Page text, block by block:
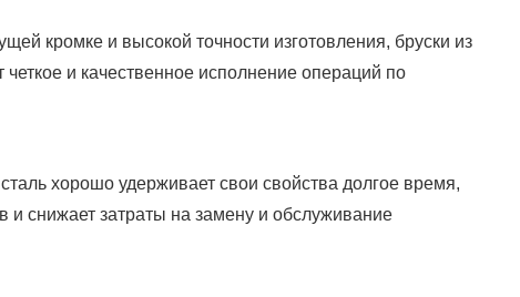
кромке и высокой точности изготовления, бруски из
и качественное исполнение операций по
хорошо удерживает свои свойства долгое время,
и снижает затраты на замену и обслуживание